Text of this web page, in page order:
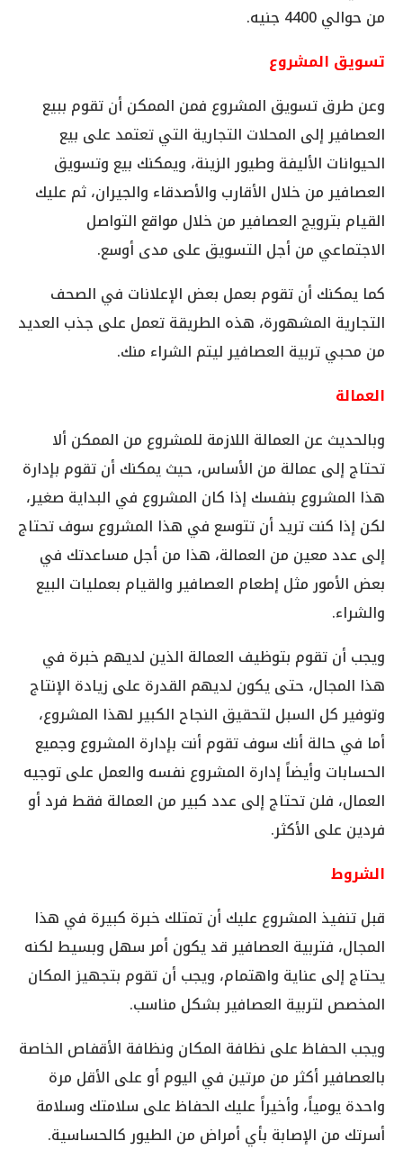
من حوالي 4400 جنيه.
تسويق المشروع
وعن طرق تسويق المشروع فمن الممكن أن تقوم ببيع
العصافير إلى المحلات التجارية التي تعتمد على بيع
الحيوانات الأليفة وطيور الزينة، ويمكنك بيع وتسويق
العصافير من خلال الأقارب والأصدقاء والجيران، ثم عليك
القيام بترويج العصافير من خلال مواقع التواصل
الاجتماعي من أجل التسويق على مدى أوسع.
كما يمكنك أن تقوم بعمل بعض الإعلانات في الصحف
التجارية المشهورة، هذه الطريقة تعمل على جذب العديد
من محبي تربية العصافير ليتم الشراء منك.
العمالة
وبالحديث عن العمالة اللازمة للمشروع من الممكن ألا
تحتاج إلى عمالة من الأساس، حيث يمكنك أن تقوم بإدارة
هذا المشروع بنفسك إذا كان المشروع في البداية صغير،
لكن إذا كنت تريد أن تتوسع في هذا المشروع سوف تحتاج
إلى عدد معين من العمالة، هذا من أجل مساعدتك في
بعض الأمور مثل إطعام العصافير والقيام بعمليات البيع
والشراء.
ويجب أن تقوم بتوظيف العمالة الذين لديهم خبرة في
هذا المجال، حتى يكون لديهم القدرة على زيادة الإنتاج
وتوفير كل السبل لتحقيق النجاح الكبير لهذا المشروع،
أما في حالة أنك سوف تقوم أنت بإدارة المشروع وجميع
الحسابات وأيضاً إدارة المشروع نفسه والعمل على توجيه
العمال، فلن تحتاج إلى عدد كبير من العمالة فقط فرد أو
فردين على الأكثر.
الشروط
قبل تنفيذ المشروع عليك أن تمتلك خبرة كبيرة في هذا
المجال، فتربية العصافير قد يكون أمر سهل وبسيط لكنه
يحتاج إلى عناية واهتمام، ويجب أن تقوم بتجهيز المكان
المخصص لتربية العصافير بشكل مناسب.
ويجب الحفاظ على نظافة المكان ونظافة الأقفاص الخاصة
بالعصافير أكثر من مرتين في اليوم أو على الأقل مرة
واحدة يومياً، وأخيراً عليك الحفاظ على سلامتك وسلامة
أسرتك من الإصابة بأي أمراض من الطيور كالحساسية.